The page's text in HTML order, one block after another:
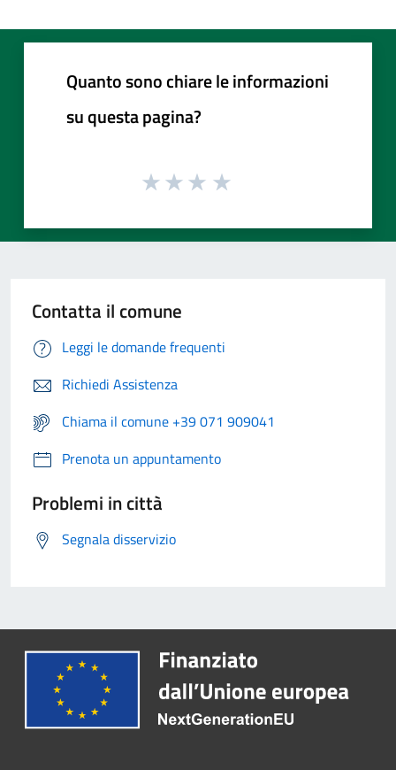
Quanto sono chiare le informazioni
su questa pagina?
Contatta il comune
Leggi le domande frequenti
Richiedi Assistenza
Chiama il comune +39 071 909041
Prenota un appuntamento
Problemi in città
Segnala disservizio